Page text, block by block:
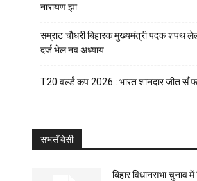
नारायण झा
सम्राट चौधरी बिहारक मुख्यमंत्री पदक शपथ
दर्ज भेल नव अध्याय
T20 वर्ल्ड कप 2026 : भारत शानदार जीत सँ
सभसँ बेसी
बिहार विधानसभा चुनाव